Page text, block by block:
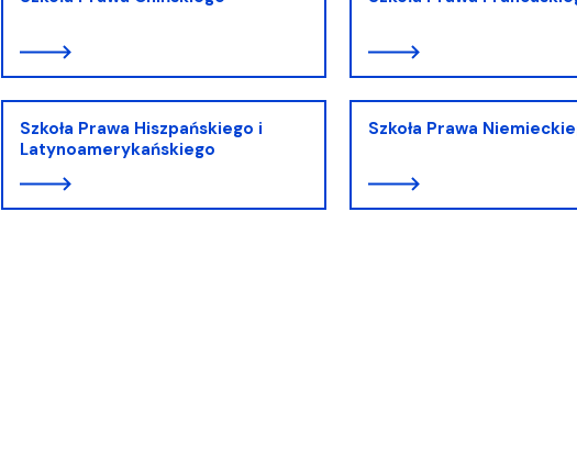
Szkoła Prawa Hiszpańskiego i
Latynoamerykańskiego
Szkoła Prawa